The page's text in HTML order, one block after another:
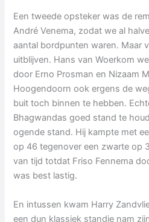
Een tweede opsteker was de
André Venema, zodat we al
aantal bordpunten waren. Maar
uitblijven. Hans van Woerkom
door Erno Prosman en Nizaam
Hoogendoorn ook ergens de
buit toch binnen te hebben.
Bhagwandas goed stand te
ogende stand. Hij kampte met
op 46 tegenover een zwarte op
van tijd totdat Friso Fennema
was best lastig.
En intussen kwam Harry
een dun klassiek standje nam